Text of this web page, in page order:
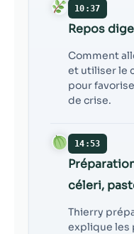
10:37
Repos
Comment
et utiliser le
pour
de crise.
14:53
céleri,
Thierry
explique les